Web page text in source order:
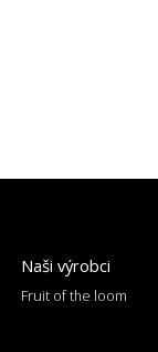
Naši výrobci
Fruit of the loom